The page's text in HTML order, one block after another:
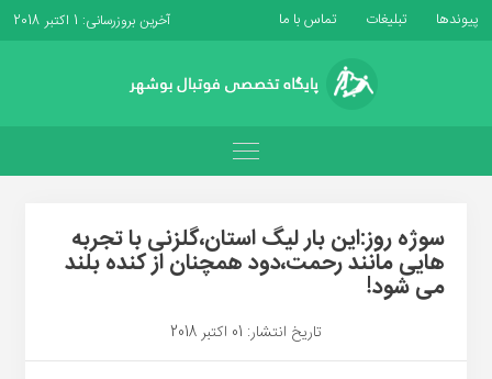
پیوندها تبلیغات تماس با ما آخرین بروزرسانی: 1 اکتبر 2018
سوژه روز:این بار لیگ استان،گلزنی با تجربه
هایی مانند رحمت،دود همچنان از کنده بلند
می شود!
تاریخ انتشار: 01 اکتبر 2018